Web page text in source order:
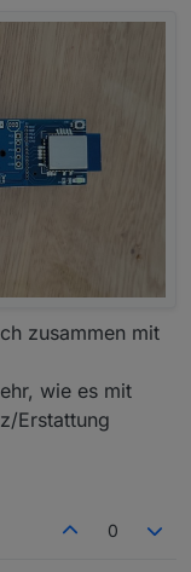
zusammen mit
wie es mit
Erstattung
0